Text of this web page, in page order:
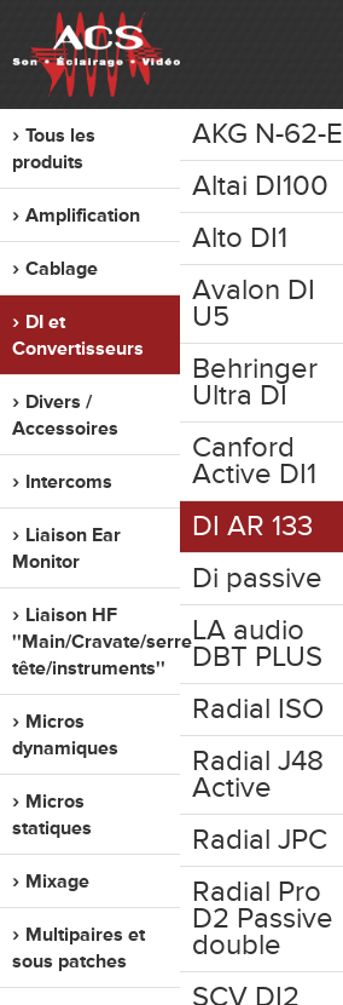
ENTREPRISE
RÉALISATIONS
VENTE
LOCATION
OCCASION
CONTACT
Tous les
produits
Amplification
Cablage
DI et
Convertisseurs
Divers /
Accessoires
Intercoms
Liaison Ear
Monitor
Liaison HF
''Main/Cravate/serre
tête/instruments''
Micros
dynamiques
Micros
statiques
Mixage
Multipaires et
sous patches
AKG N-62-E
Altai DI100
Alto DI1
Avalon DI
U5
Behringer
Ultra DI
Canford
Active DI1
DI AR 133
Di passive
LA audio
DBT PLUS
Radial ISO
Radial J48
Active
Radial JPC
Radial Pro
D2 Passive
double
SCV DI2